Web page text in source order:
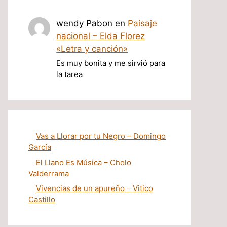
wendy Pabon en Paisaje
nacional – Elda Florez
«Letra y canción»
Es muy bonita y me sirvió para
la tarea
Vas a Llorar por tu Negro – Domingo
García
El Llano Es Música – Cholo
Valderrama
Vivencias de un apureño – Vitico
Castillo